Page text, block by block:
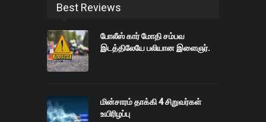
Best Reviews
போலீஸ் கார் மோதி சம்பவ
இடத்திலேயே பலியான இளைஞர்.
மின்சாரம் தாக்கி 4 சிறுவர்கள்
உயிரிழப்பு